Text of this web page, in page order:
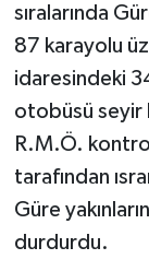
sıralarında
87 karayolu
idaresindeki
otobüsü seyir
R.M.Ö.
tarafından
Güre
durdurdu.
GÜNDEM
Güvenlik
HABERDE
İNSAN
İş Dünyası